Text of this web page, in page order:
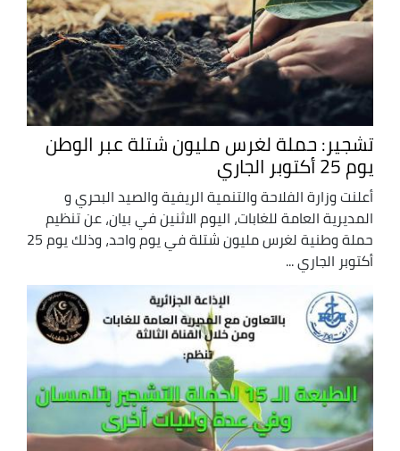
تشجير: حملة لغرس مليون شتلة عبر الوطن
يوم 25 أكتوبر الجاري
أعلنت وزارة الفلاحة والتنمية الريفية والصيد البحري و
المديرية العامة للغابات، اليوم الاثنين في بيان، عن تنظيم
حملة وطنية لغرس مليون شتلة في يوم واحد، وذلك يوم 25
أكتوبر الجاري ...